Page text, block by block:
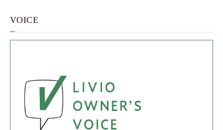
VOICE